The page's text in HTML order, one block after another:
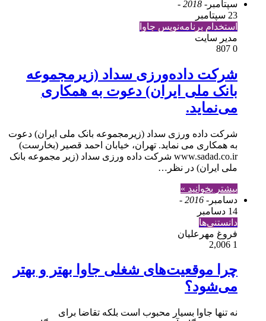
سپتامبر - 2018 -
23 سپتامبر
استخدام برنامه‌نویس جاوا
مدير سايت
0
شرکت داده‌ورزی سداد (زیرمجموعه
بانک ملی ایران) دعوت به همکاری
می‌نماید.
شرکت داده ورزی سداد (زیرمجموعه بانک ملی ایران) دعوت
به همکاری می نماید. تهران، خیابان احمد قصیر (بخارست)
www.sadad.co.ir شرکت داده ورزی سداد (زیر مجموعه بانک
ملی ایران) در نظر…
بیشتر بخوانید »
دسامبر - 2016 -
14 دسامبر
دانستنی‌ها
فروغ مهرعلیان
1
چرا موقعیت‌های شغلی جاوا بهتر و بهتر
می‌شود؟
نه تنها جاوا بسیار محبوب است بلکه تقاضا برای